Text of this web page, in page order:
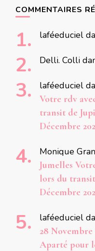
COMMENTAIRES
laféeduciel
Delli. Colli
laféeduciel
Votre rdv
transit de
Décembre
Monique
Jumelles
lors du
Décembre
laféeduciel
28 Novembre
Aparté pour